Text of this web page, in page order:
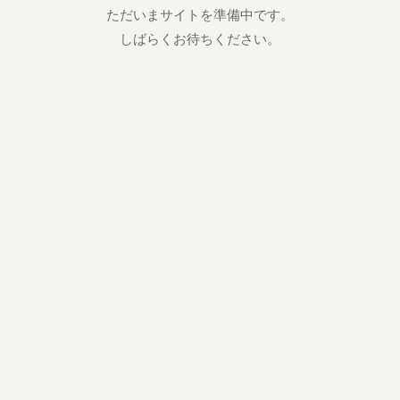
ただいまサイトを準備中です。
しばらくお待ちください。